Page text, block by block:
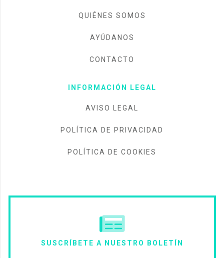
QUIÉNES SOMOS
AYÚDANOS
CONTACTO
INFORMACIÓN LEGAL
AVISO LEGAL
POLÍTICA DE PRIVACIDAD
POLÍTICA DE COOKIES
SUSCRÍBETE A NUESTRO BOLETÍN